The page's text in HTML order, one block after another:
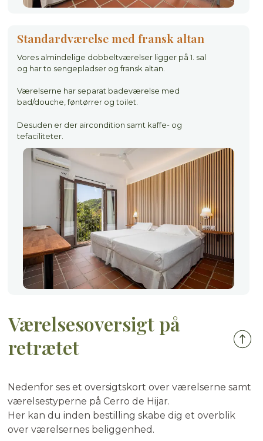
Standardværelse med fransk altan
Vores almindelige dobbeltværelser ligger på 1. sal
og har to sengepladser og fransk altan.
Værelserne har separat badeværelse med
bad/douche, føntørrer og toilet.
Desuden er der aircondition samt kaffe- og
tefaciliteter.
Værelsesoversigt på
retrætet
Nedenfor ses et oversigtskort over værelserne samt
værelsestyperne på Cerro de Hijar.
Her kan du inden bestilling skabe dig et overblik
over værelsernes beliggenhed.